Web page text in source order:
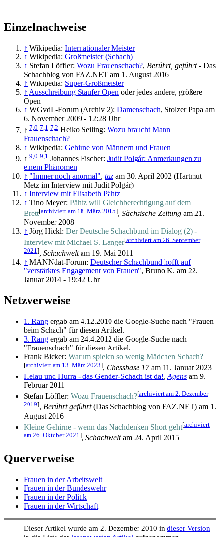
Einzelnachweise
↑ Wikipedia: Internationaler Meister
↑ Wikipedia: Großmeister (Schach)
↑ Stefan Löffler: Wozu Frauenschach?, Berührt, geführt- Das
Schachblog von FAZ.NET am 1. August 2016
↑ Wikipedia: Super-Großmeister
↑ Ausschreibung Staufer Open oder jedes andere, größere
Open
↑ WGvdL-Forum (Archiv 2): Damenschach, Stolzer Papa am
6. November 2009 - 12:28 Uhr
↑ 7,0 7,1 7,2 Heiko Seiling: Wozu braucht Mann
Frauenschach?
↑ Wikipedia: Gehirne von Männern und Frauen
↑ 9,0 9,1 Johannes Fischer: Judit Polgár: Anmerkungen zu
einem Phänomen
↑ "Immer noch anormal", taz am 30. April 2002 (Hartmut
Metz im Interview mit Judit Polgár)
↑ Interview mit Elisabeth Pähtz
↑ Tino Meyer: Pähtz will Gleichberechtigung auf dem
Brett[archiviert am 18. März 2015], Sächsische Zeitung am 21.
November 2008
↑ Jörg Hickl: Der Deutsche Schachbund im Dialog (2) -
Interview mit Michael S. Langer[archiviert am 26. September
2021 ], Schachweltam 19. Mai 2011
↑ MANNdat-Forum: Deutscher Schachbund hofft auf
"verstärktes Engagement von Frauen", Bruno K. am 22.
Januar 2014 - 19:42 Uhr
Netzverweise
1. Rang ergab am 4.12.2010 die Google-Suche nach "Frauen
beim Schach" für diesen Artikel.
3. Rang ergab am 24.4.2012 die Google-Suche nach
"Frauenschach" für diesen Artikel.
Frank Bicker: Warum spielen so wenig Mädchen Schach?
[archiviert am 13. März 2023], Chessbase 17am 11. Januar 2023
Helau und Hurra - das Gender-Schach ist da!, Agens am 9.
Februar 2011
Stefan Löffler: Wozu Frauenschach?[archiviert am 2. Dezember
2019], Berührt geführt(Das Schachblog von FAZ.NET) am 1.
August 2016
Kleine Gehirne - wenn das Nachdenken Short geht[archiviert
am 26. Oktober 2021], Schachweltam 24. April 2015
Querverweise
Frauen in der Arbeitswelt
Frauen in der Bundeswehr
Frauen in der Politik
Frauen in der Wirtschaft
Dieser Artikel wurde am 2. Dezember 2010 in dieser Version